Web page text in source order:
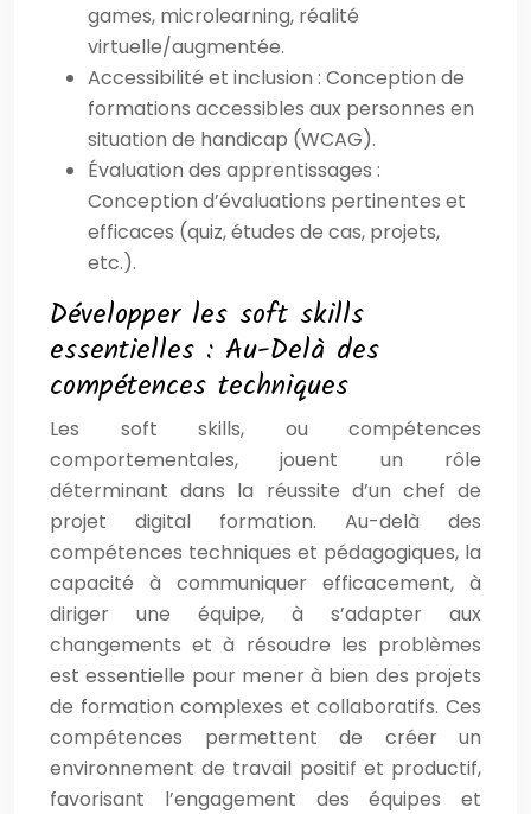
games, microlearning, réalité
virtuelle/augmentée.
Accessibilité et inclusion : Conception de
formations accessibles aux personnes en
situation de handicap (WCAG).
Évaluation des apprentissages :
Conception d’évaluations pertinentes et
efficaces (quiz, études de cas, projets,
etc.).
Développer les soft skills
essentielles : Au-Delà des
compétences techniques
Les soft skills, ou compétences
comportementales, jouent un rôle
déterminant dans la réussite d’un chef de
projet digital formation. Au-delà des
compétences techniques et pédagogiques, la
capacité à communiquer efficacement, à
diriger une équipe, à s’adapter aux
changements et à résoudre les problèmes
est essentielle pour mener à bien des projets
de formation complexes et collaboratifs. Ces
compétences permettent de créer un
environnement de travail positif et productif,
favorisant l’engagement des équipes et